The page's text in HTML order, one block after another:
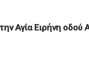
Αγία Ειρήνη οδού